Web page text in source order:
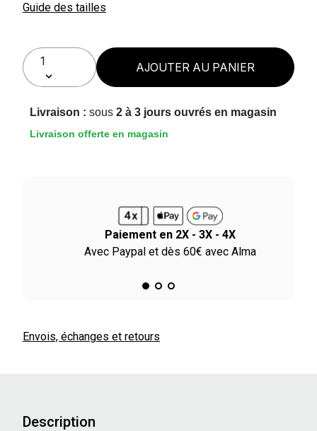
Guide des tailles
AJOUTER AU PANIER
Livraison : sous 2 à 3 jours ouvrés en magasin
Livraison offerte en magasin
Paiement en 2X - 3X - 4X
Avec Paypal et dès 60€ avec Alma
Envois, échanges et retours
Description